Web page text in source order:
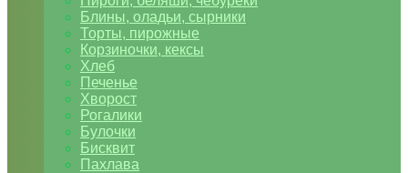
Блины, оладьи, сырники
Торты, пирожные
Корзиночки, кексы
Хлеб
Печенье
Хворост
Рогалики
Булочки
Бисквит
Пахлава